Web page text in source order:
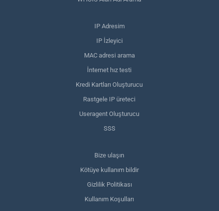
IP Adresim
IP İzleyici
MAC adresi arama
İnternet hız testi
Kredi Kartları Oluşturucu
Rastgele IP üreteci
Useragent Oluşturucu
SSS
Bize ulaşın
Kötüye kullanım bildir
Gizlilik Politikası
Kullanım Koşulları